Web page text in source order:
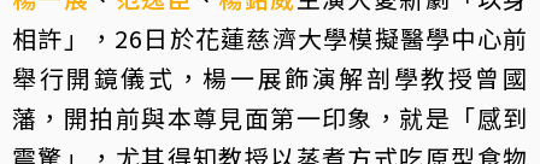
相許」，26日於花蓮慈濟大學模擬醫學中心前
舉行開鏡儀式，楊一展飾演解剖學教授曾國
藩，開拍前與本尊見面第一印象，就是「感到
震驚」，尤其得知教授以蒸煮方式吃原型食物